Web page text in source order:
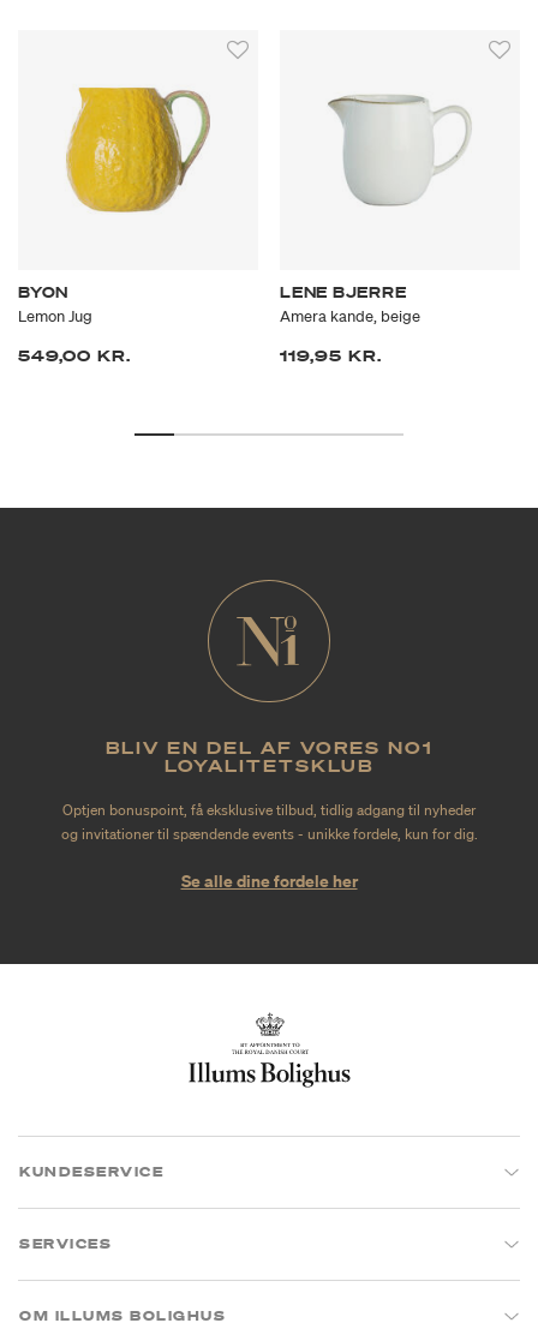
BYON
Lemon Jug
549,00 KR.
LENE BJERRE
Amera kande, beige
119,95 KR.
BLIV EN DEL AF VORES NO1
LOYALITETSKLUB
Optjen bonuspoint, få eksklusive tilbud, tidlig adgang til nyheder
og invitationer til spændende events - unikke fordele, kun for dig.
Se alle dine fordele her
KUNDESERVICE
SERVICES
OM ILLUMS BOLIGHUS